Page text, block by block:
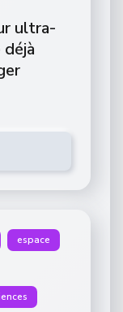
ultra-
espace